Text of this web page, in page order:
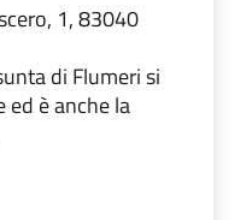
1, 83040
di Flumeri si
ed è anche la